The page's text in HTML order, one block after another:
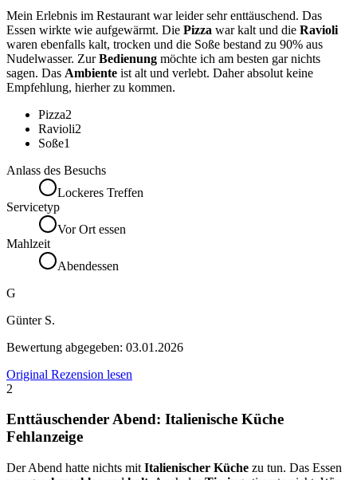
Mein Erlebnis im Restaurant war leider sehr enttäuschend. Das
Essen wirkte wie aufgewärmt. Die Pizza war kalt und die Ravioli
waren ebenfalls kalt, trocken und die Soße bestand zu 90% aus
Nudelwasser. ZurBedienung möchte ich am besten gar nichts
sagen. Das Ambiente ist alt und verlebt. Daher absolut keine
Empfehlung, hierher zu kommen.
Pizza2
Ravioli2
Soße1
Anlass des Besuchs
Lockeres Treffen
Servicetyp
Vor Ort essen
Mahlzeit
Abendessen
G
Günter S.
Bewertung abgegeben: 03.01.2026
Original Rezension lesen
2
Enttäuschender Abend: Italienische Küche
Fehlanzeige
Der Abend hatte nichts mit Italienischer Küche zu tun. Das Essen